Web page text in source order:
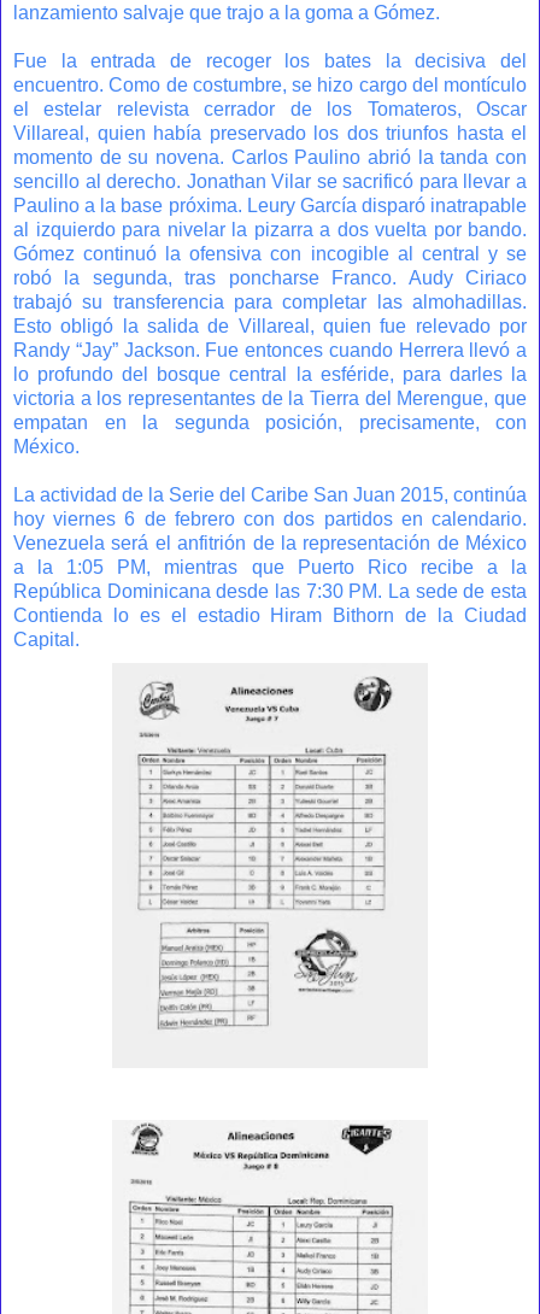
lanzamiento salvaje que trajo a la goma a Gómez.
Fue la entrada de recoger los bates la decisiva del
encuentro. Como de costumbre, se hizo cargo del montículo
el estelar relevista cerrador de los Tomateros, Oscar
Villareal, quien había preservado los dos triunfos hasta el
momento de su novena. Carlos Paulino abrió la tanda con
sencillo al derecho. Jonathan Vilar se sacrificó para llevar a
Paulino a la base próxima. Leury García disparó inatrapable
al izquierdo para nivelar la pizarra a dos vuelta por bando.
Gómez continuó la ofensiva con incogible al central y se
robó la segunda, tras poncharse Franco. Audy Ciriaco
trabajó su transferencia para completar las almohadillas.
Esto obligó la salida de Villareal, quien fue relevado por
Randy “Jay” Jackson. Fue entonces cuando Herrera llevó a
lo profundo del bosque central la esféride, para darles la
victoria a los representantes de la Tierra del Merengue, que
empatan en la segunda posición, precisamente, con
México.
La actividad de la Serie del Caribe San Juan 2015, continúa
hoy viernes 6 de febrero con dos partidos en calendario.
Venezuela será el anfitrión de la representación de México
a la 1:05 PM, mientras que Puerto Rico recibe a la
República Dominicana desde las 7:30 PM. La sede de esta
Contienda lo es el estadio Hiram Bithorn de la Ciudad
Capital.